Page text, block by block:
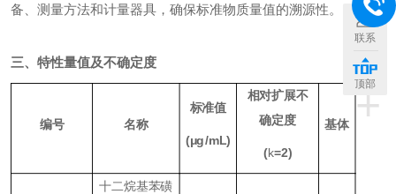
备、测量方法和计量器具，确保标准物质量值的溯源性。
三、特性量值及不确定度
+
编号 名称
标准值
(μg/mL)
相对扩展不
确定度
(k=2)
基体
十二烷基苯磺
联系
顶部